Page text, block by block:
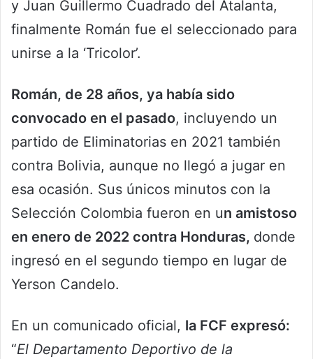
y Juan Guillermo Cuadrado del Atalanta,
finalmente Román fue el seleccionado para
unirse a la ‘Tricolor’.
Román, de 28 años, ya había sido
convocado en el pasado, incluyendo un
partido de Eliminatorias en 2021 también
contra Bolivia, aunque no llegó a jugar en
esa ocasión. Sus únicos minutos con la
Selección Colombia fueron en un amistoso
en enero de 2022 contra Honduras, donde
ingresó en el segundo tiempo en lugar de
Yerson Candelo.
En un comunicado oficial, la FCF expresó:
“El Departamento Deportivo de la